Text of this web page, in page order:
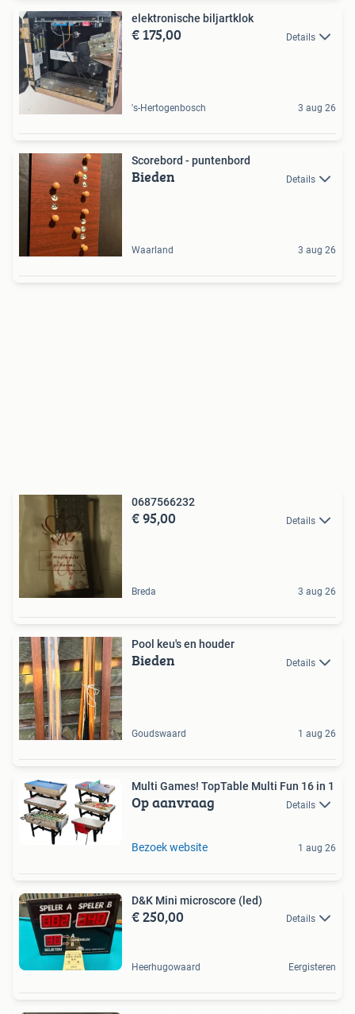
elektronische biljartklok
€ 175,00 Details
's-Hertogenbosch 3 aug 26
Scorebord - puntenbord
Bieden Details
Waarland 3 aug 26
0687566232
€ 95,00 Details
Breda 3 aug 26
Pool keu's en houder
Bieden Details
Goudswaard 1 aug 26
Multi Games! TopTable Multi Fun 16 in 1
Op aanvraag Details
Bezoek website 1 aug 26
D&K Mini microscore (led)
€ 250,00 Details
Heerhugowaard Eergisteren